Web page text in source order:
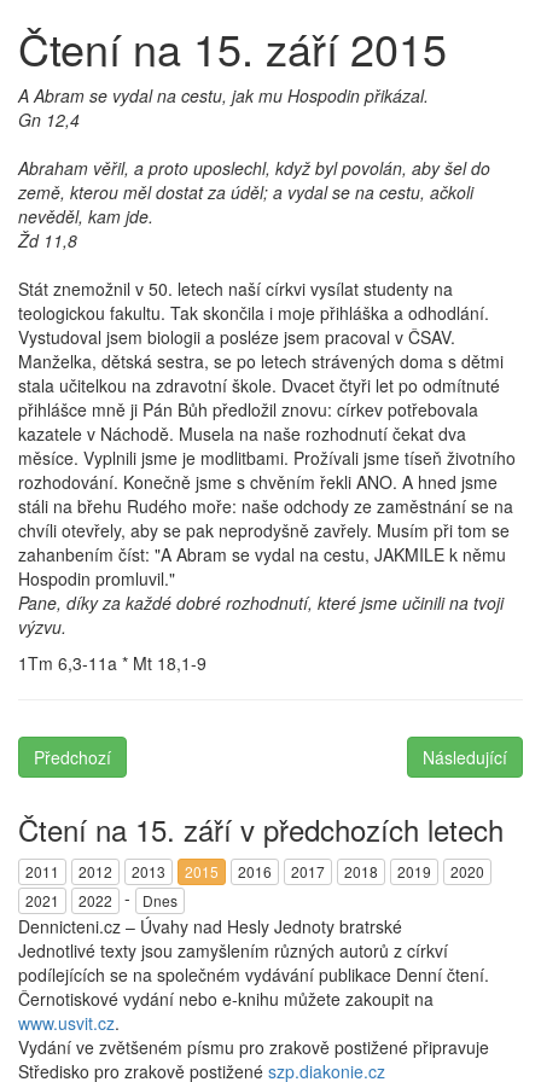
Čtení na 15. září 2015
A Abram se vydal na cestu, jak mu Hospodin přikázal.
Gn 12,4
Abraham věřil, a proto uposlechl, když byl povolán, aby šel do
země, kterou měl dostat za úděl; a vydal se na cestu, ačkoli
nevěděl, kam jde.
Žd 11,8
Stát znemožnil v 50. letech naší církvi vysílat studenty na
teologickou fakultu. Tak skončila i moje přihláška a odhodlání.
Vystudoval jsem biologii a posléze jsem pracoval v ČSAV.
Manželka, dětská sestra, se po letech strávených doma s dětmi
stala učitelkou na zdravotní škole. Dvacet čtyři let po odmítnuté
přihlášce mně ji Pán Bůh předložil znovu: církev potřebovala
kazatele v Náchodě. Musela na naše rozhodnutí čekat dva
měsíce. Vyplnili jsme je modlitbami. Prožívali jsme tíseň životního
rozhodování. Konečně jsme s chvěním řekli ANO. A hned jsme
stáli na břehu Rudého moře: naše odchody ze zaměstnání se na
chvíli otevřely, aby se pak neprodyšně zavřely. Musím při tom se
zahanbením číst: "A Abram se vydal na cestu, JAKMILE k němu
Hospodin promluvil."
Pane, díky za každé dobré rozhodnutí, které jsme učinili na tvoji
výzvu.
1Tm 6,3-11a * Mt 18,1-9
Předchozí Následující
Čtení na 15. září v předchozích letech
2011 2012 2013 2015 2016 2017 2018 2019
2020
2021
2022 - Dnes
Dennicteni.cz – Úvahy nad Hesly Jednoty bratrské
Jednotlivé texty jsou zamyšlením různých autorů z církví
podílejících se na společném vydávání publikace Denní čtení.
Černotiskové vydání nebo e-knihu můžete zakoupit na
www.usvit.cz.
Vydání ve zvětšeném písmu pro zrakově postižené připravuje
Středisko pro zrakově postižené szp.diakonie.cz